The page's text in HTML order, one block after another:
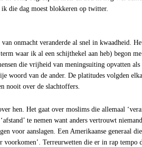
die dag moest blokkeren op twitter.
onmacht veranderde al snel in kwaadheid.
waar ik al een schijthekel aan heb) begon
die vrijheid van meningsuiting opvatten
woord van de ander. De platitudes volgden
nooit over de slachtoffers.
hen. Het gaat over moslims die allemaal
te nemen want anders vertrouwt
voor aanslagen. Een Amerikaanse generaal
voorkomen’. Terreurwetten die er in rap tempo